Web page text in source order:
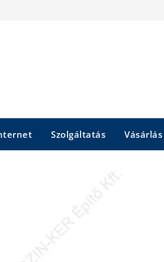
Szolgáltatás Vásárlás